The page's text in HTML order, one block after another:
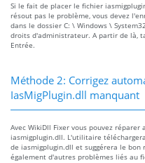
Si le fait de placer le fichier
résout pas le problème, vous devez
dans le dossier C: \ Windows \
droits d'administrateur. A partir de là,
Entrée.
Méthode 2: Corrigez
IasMigPlugin.dll manquant
Avec WikiDll Fixer vous pouvez
iasmigplugin.dll. L'utilitaire
de iasmigplugin.dll et suggérera le
également d'autres problèmes liés au